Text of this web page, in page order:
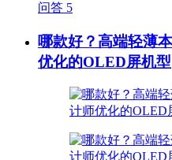
问答 5
哪款好？高端轻薄
优化的OLED屏机型